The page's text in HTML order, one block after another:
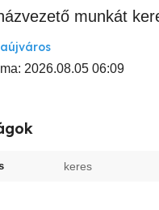
munkát
2026.08.05 06:09
keres